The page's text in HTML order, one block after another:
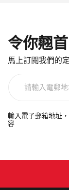
令你翹
馬上訂閱我們的
電
郵
輸入電子郵箱地址
容